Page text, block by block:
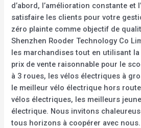
d’abord, l’amélioration constante et
satisfaire les clients pour votre
zéro plainte comme objectif de
Shenzhen Rooder Technology Co
les marchandises tout en utilisant
prix de vente raisonnable pour le
à 3 roues, les vélos électriques à
le meilleur vélo électrique hors
vélos électriques, les meilleurs
électrique. Nous invitons
tous horizons à coopérer avec